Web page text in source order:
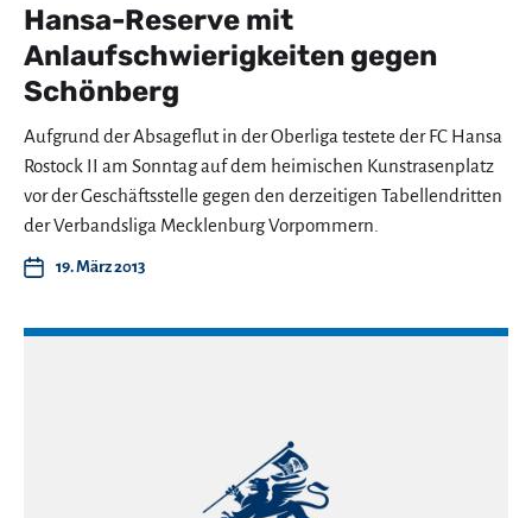
Hansa-Reserve mit
Anlaufschwierigkeiten gegen
Schönberg
Aufgrund der Absageflut in der Oberliga testete der FC Hansa
Rostock II am Sonntag auf dem heimischen Kunstrasenplatz
vor der Geschäftsstelle gegen den derzeitigen Tabellendritten
der Verbandsliga Mecklenburg Vorpommern.
19. März 2013